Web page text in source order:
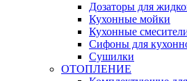
Дозаторы для
Кухонные мойки
Кухонные
Сифоны для
Сушилки
ОТОПЛЕНИЕ